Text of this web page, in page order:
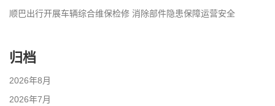
顺巴出行开展车辆综合维保检修 消除部件隐患保障运营安全
归档
2026年8月
2026年7月